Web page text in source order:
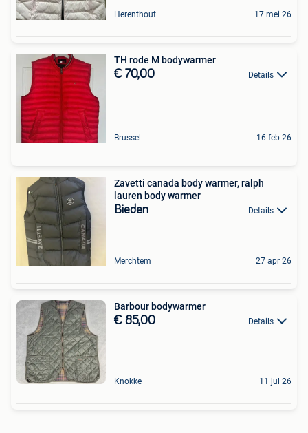
Herenthout 17 mei 26
TH rode M bodywarmer
€ 70,00 Details
Brussel 16 feb 26
Zavetti canada body warmer, ralph
lauren body warmer
Bieden Details
Merchtem 27 apr 26
Barbour bodywarmer
€ 85,00 Details
Knokke 11 jul 26